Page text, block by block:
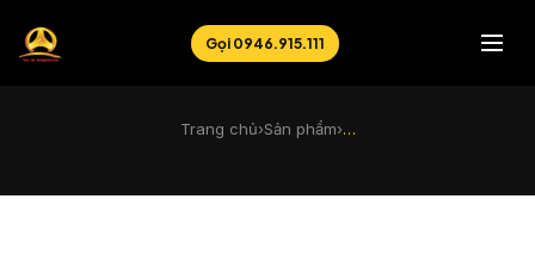
Gọi 0946.915.111
Trang chủ›Sản phẩm›…